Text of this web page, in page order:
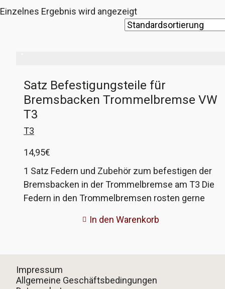
Einzelnes Ergebnis wird angezeigt
Satz Befestigungsteile für
Bremsbacken Trommelbremse VW
T3
T3
14,95€
1 Satz Federn und Zubehör zum befestigen der
Bremsbacken in der Trommelbremse am T3 Die
Federn in den Trommelbremsen rosten gerne
geführt und es entstehen Schleifgeräusche
neu zu befestigen. Dieser Satz passt an alle 14"-
Bremsen aller Baujahre. Nicht 16" VW-
In den Warenkorb
Impressum
Allgemeine Geschäftsbedingungen